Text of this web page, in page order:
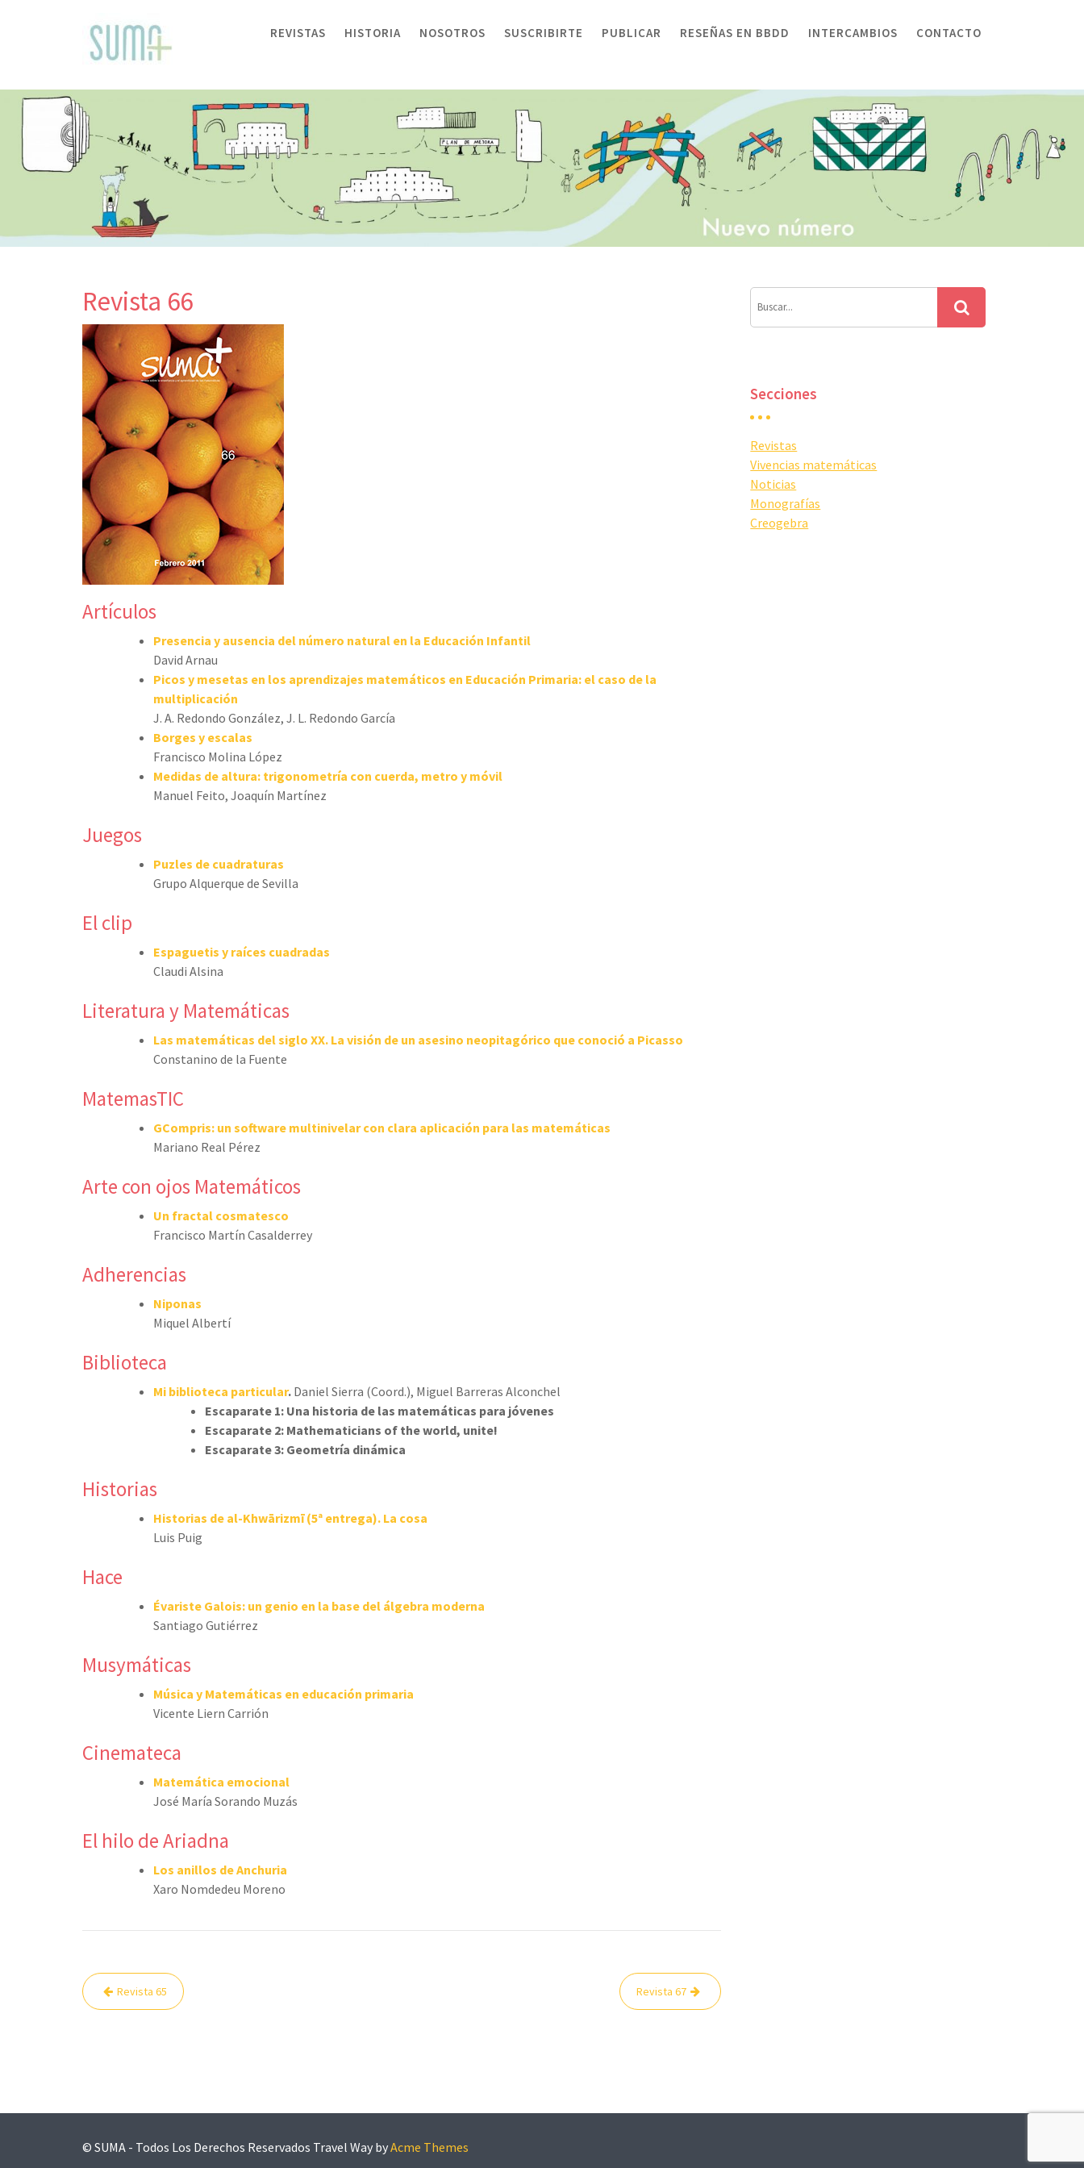
REVISTAS HISTORIA NOSOTROS SUSCRIBIRTE PUBLICAR RESEÑAS EN BBDD INTERCAMBIOS CONTACTO
Revista 66
Artículos
Presencia y ausencia del número natural en la Educación Infantil
David Arnau
Picos y mesetas en los aprendizajes matemáticos en Educación Primaria: el caso de la
multiplicación
J. A. Redondo González, J. L. Redondo García
Borges y escalas
Francisco Molina López
Medidas de altura: trigonometría con cuerda, metro y móvil
Manuel Feito, Joaquín Martínez
Juegos
Puzles de cuadraturas
Grupo Alquerque de Sevilla
El clip
Espaguetis y raíces cuadradas
Claudi Alsina
Literatura y Matemáticas
Las matemáticas del siglo XX. La visión de un asesino neopitagórico que conoció a Picasso
Constanino de la Fuente
MatemasTIC
GCompris: un software multinivelar con clara aplicación para las matemáticas
Mariano Real Pérez
Arte con ojos Matemáticos
Un fractal cosmatesco
Francisco Martín Casalderrey
Adherencias
Niponas
Miquel Albertí
Biblioteca
Mi biblioteca particular. Daniel Sierra (Coord.), Miguel Barreras Alconchel
Escaparate 1: Una historia de las matemáticas para jóvenes
Escaparate 2: Mathematicians of the world, unite!
Escaparate 3: Geometría dinámica
Historias
Historias de al-Khwārizmī (5ª entrega). La cosa
Luis Puig
Hace
Évariste Galois: un genio en la base del álgebra moderna
Santiago Gutiérrez
Musymáticas
Música y Matemáticas en educación primaria
Vicente Liern Carrión
Cinemateca
Matemática emocional
José María Sorando Muzás
El hilo de Ariadna
Los anillos de Anchuria
Xaro Nomdedeu Moreno
Navegación
de
Revista 65 Revista 67
Secciones
Revistas
Vivencias matemáticas
Noticias
Monografías
Creogebra
© SUMA - Todos Los Derechos Reservados Travel Way byAcme Themes